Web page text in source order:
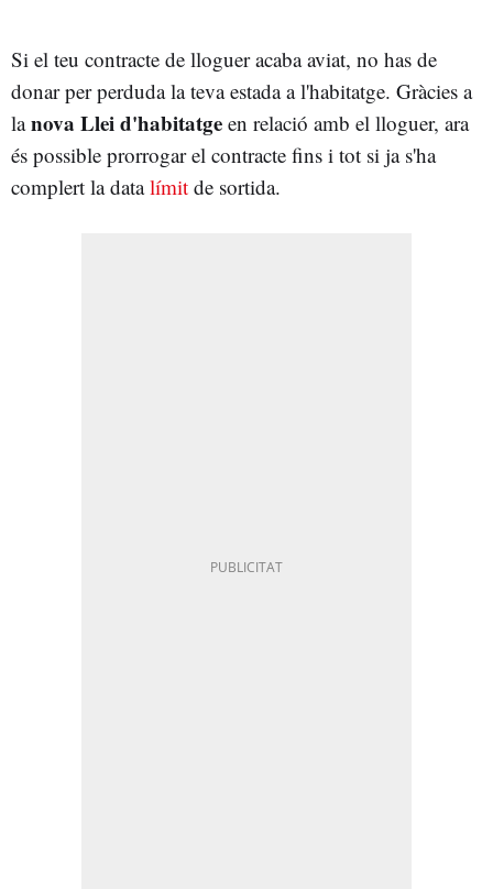
Si el teu contracte de lloguer acaba aviat, no has de
donar per perduda la teva estada a l'habitatge. Gràcies a
lanova Llei d'habitatge en relació amb el lloguer, ara
és possible prorrogar el contracte fins i tot si ja s'ha
complert la datalímit de sortida.